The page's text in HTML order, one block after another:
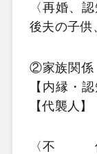
〈再婚、
後夫の子供
②家族関係
【内縁・
【代襲人】
〈不 仲